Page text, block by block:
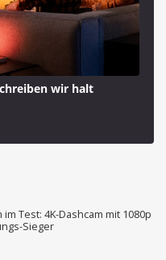
wir halt
im Test: 4K-Dashcam mit 1080p
Sieger